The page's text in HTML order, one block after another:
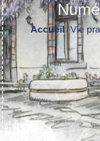
Accueil /Vie